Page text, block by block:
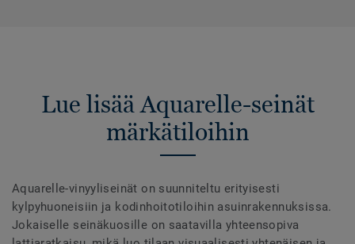
Lue lisää Aquarelle-seinät
märkätiloihin
Aquarelle-vinyyliseinät on suunniteltu erityisesti
kylpyhuoneisiin ja kodinhoitotiloihin asuinrakennuksissa.
Jokaiselle seinäkuosille on saatavilla yhteensopiva